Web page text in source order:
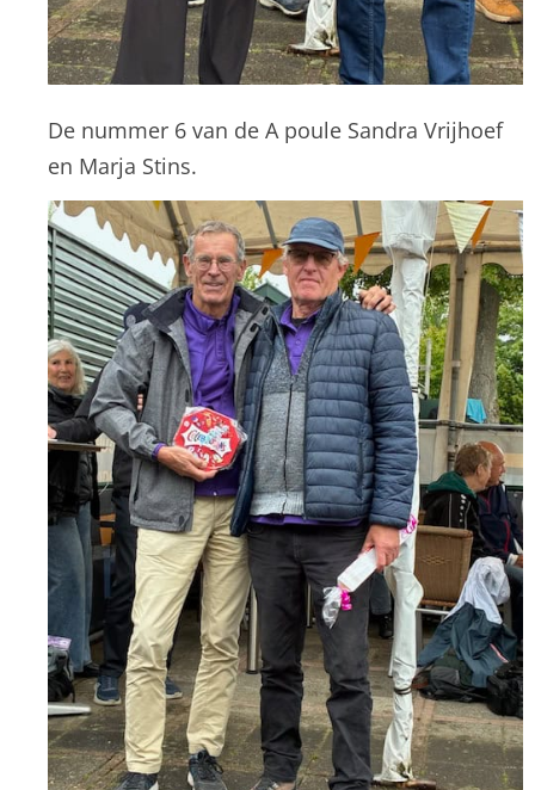
De nummer 6 van de A poule Sandra Vrijhoef
en Marja Stins.